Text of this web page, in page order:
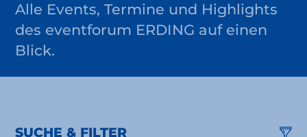
Alle Events, Termine und Highlights
des eventforum ERDING auf einen
Blick.
SUCHE & FILTER